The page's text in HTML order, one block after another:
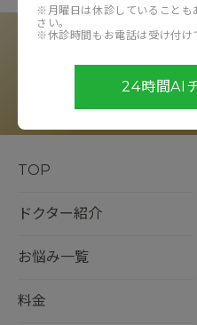
※月曜日は休診していることも
さい。
※休診時間もお電話は受け付け
24時間AI
カウンセリ
TOP
ドクター紹介
お悩み一覧
料金